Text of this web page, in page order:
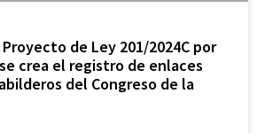
de Ley 201/2024C por
crea el registro de enlaces
del Congreso de la